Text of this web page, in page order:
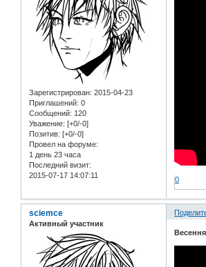
Зарегистрирован: 2015-04-23
Приглашений: 0
Сообщений: 120
Уважение: [+0/-0]
Позитив: [+0/-0]
Провел на форуме:
1 день 23 часа
Последний визит:
2015-07-17 14:07:11
0
sciemce
Активный участник